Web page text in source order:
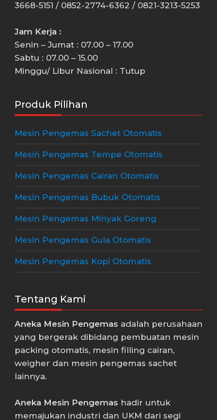
3668-5151 / 0852-2774-6362 / 0821-3213-5253
Jam Kerja :
Senin – Jumat : 07.00 – 17.00
Sabtu : 07.00 – 15.00
Minggu/ Libur Nasional : Tutup
Produk Pilihan
Mesin Pengemas Sachet Otomatis
Mesin Pengemas Tempe Otomatis
Mesin Pengemas Cairan Otomatis
Mesin Pengemas Bubuk Otomatis
Mesin Pengemas Minyak Goreng
Mesin Pengemas Gula Otomatis
Mesin Pengemas Kopi Otomatis
Tentang Kami
Aneka Mesin Pengemas adalah perusahaan
yang bergerak dibidang pembuatan mesin
packing otomatis, mesin filling cairan,
weigher dan mesin pengemas sachet
lainnya.
Aneka Mesin Pengemas hadir untuk
memajukan industri dan UKM dari segi